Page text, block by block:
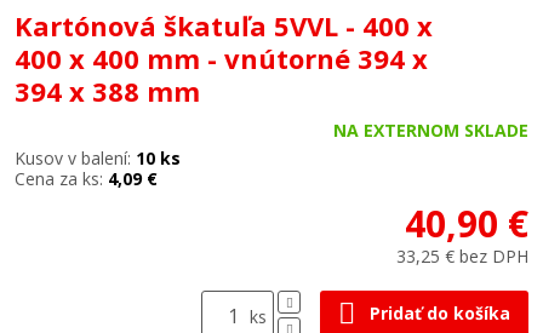
Kartónová škatuľa 5VVL - 400 x
400 x 400 mm - vnútorné 394 x
394 x 388 mm
NA EXTERNOM SKLADE
Kusov v balení: 10 ks
Cena za ks: 4,09 €
40,90 €
33,25 € bez DPH
ks Pridať do košíka